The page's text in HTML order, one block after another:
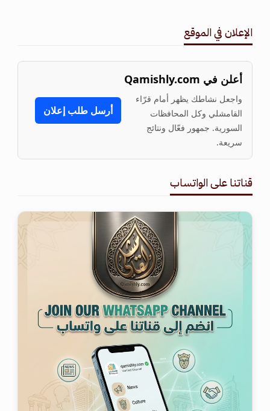
الإعلان في الموقع
أعلن في Qamishly.com
واجعل نشاطك يظهر أمام قرّاء
القامشلي وكل المحافظات
السورية. جمهور فعّال ونتائج
سريعة.
أرسل طلب إعلان
قناتنا على الواتساب